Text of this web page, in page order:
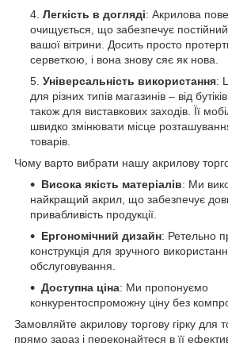
Легкість в догляді: Акрилова
очищується, що забезпечує
вашої вітрини. Досить просто
серветкою, і вона знову сяє як нова.
Універсальність використання:
для різних типів магазинів – від
також для виставкових заходів. Її
швидко змінювати місце
товарів.
Чому варто вибрати нашу акрилову
Висока якість матеріалів: Ми
найкращий акрил, що забезпечує
привабливість продукції.
Ергономічний дизайн: Ретельно
конструкція для зручного
обслуговування.
Доступна ціна: Ми пропонуємо
конкурентоспроможну ціну без
Замовляйте акрилову торгову гірку для
прямо зараз і переконайтеся в її